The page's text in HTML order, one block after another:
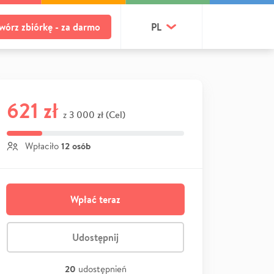
zbiórkę - za darmo PL
621 zł z 3 000 zł (Cel)
Wpłaciło 12 osób
Wpłać teraz
Udostępnij
20 udostępnień